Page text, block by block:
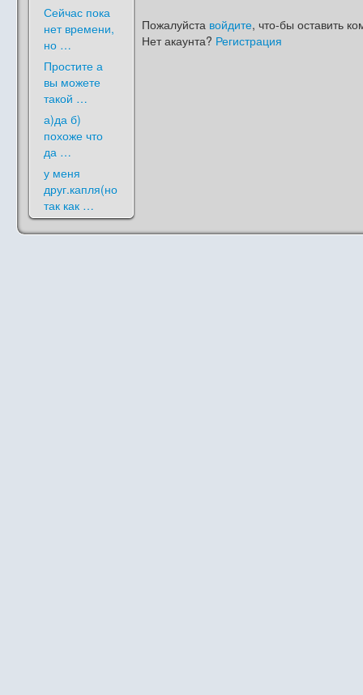
Сейчас пока
нет времени,
но …
Простите а
вы можете
такой …
а)да б)
похоже что
да …
у меня
друг.капля(но
так как …
Пожалуйста войдите, что-бы оставить
Нет акаунта? Регистрация